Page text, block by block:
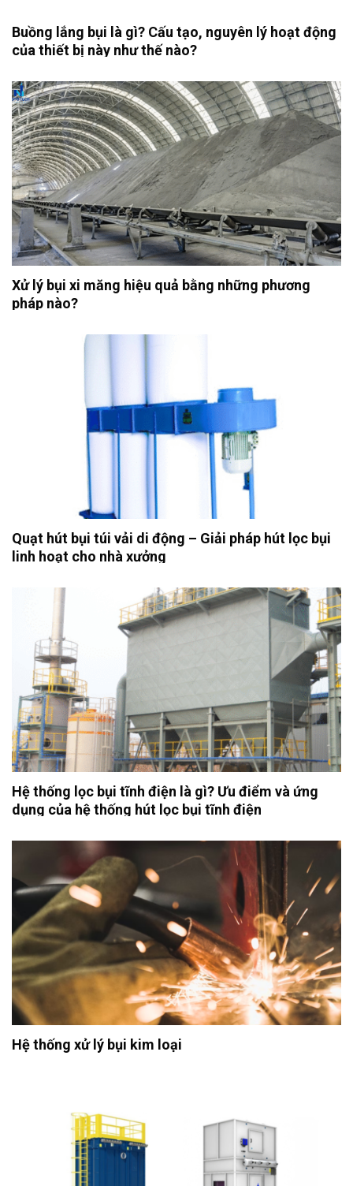
Buồng lắng bụi là gì? Cấu tạo, nguyên lý hoạt động
của thiết bị này như thế nào?
Xử lý bụi xi măng hiệu quả bằng những phương
pháp nào?
Quạt hút bụi túi vải di động – Giải pháp hút lọc bụi
linh hoạt cho nhà xưởng
Hệ thống lọc bụi tĩnh điện là gì? Ưu điểm và ứng
dụng của hệ thống hút lọc bụi tĩnh điện
Hệ thống xử lý bụi kim loại